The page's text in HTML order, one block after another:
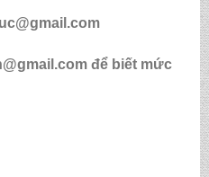
để biết mức